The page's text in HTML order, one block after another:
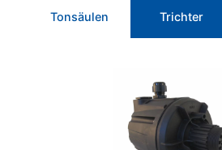
Tonsäulen Trichter